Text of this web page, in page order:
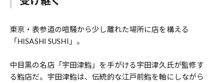
東京・表参道の喧騒から少し離れた場所に店を構える
「HISASHI SUSHI」。
中目黒の名店「宇田津鮨」を手がける宇田津久氏が監修す
る鮨店だ。宇田津鮨は、伝統的な江戸前鮨を軸にしながら